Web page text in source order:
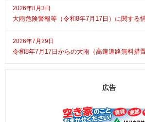
2026年8月3日
大雨危険警報等（令和8年7月17日）に関する
2026年7月29日
令和8年7月17日からの大雨（高速道路無料措置
広告